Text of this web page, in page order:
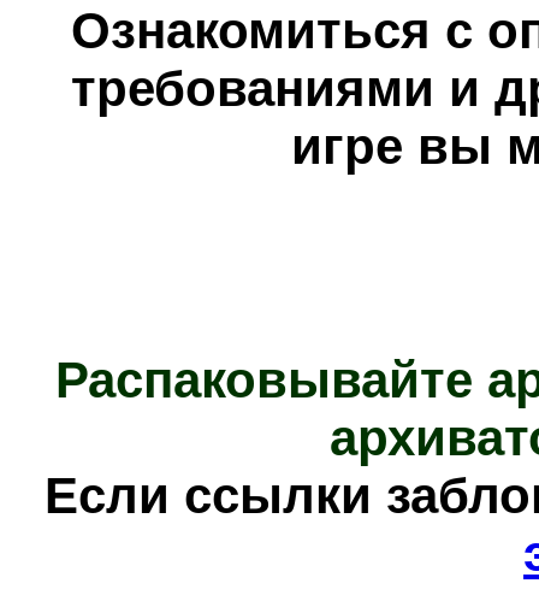
Ознакомиться с
требованиями и
игре вы
Распаковывайте
Если ссылки